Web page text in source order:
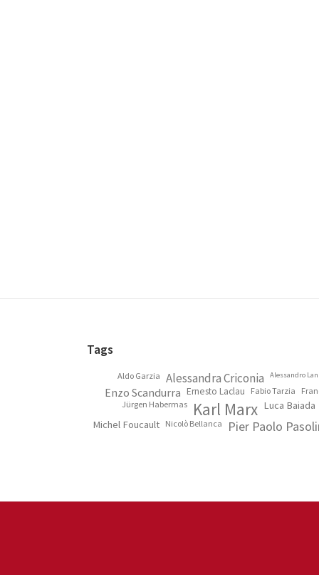
Tags
Aldo Garzia Alessandra Criconia Alessandro
Enzo Scandurra Ernesto Laclau Fabio Tarzia
Jürgen Habermas Karl Marx Luca Baiada
Michel Foucault Nicolò Bellanca Pier Paolo